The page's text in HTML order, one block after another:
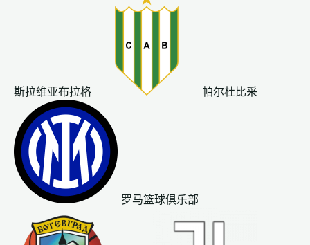
斯拉维亚布拉格 帕尔杜比采
罗马篮球俱乐部